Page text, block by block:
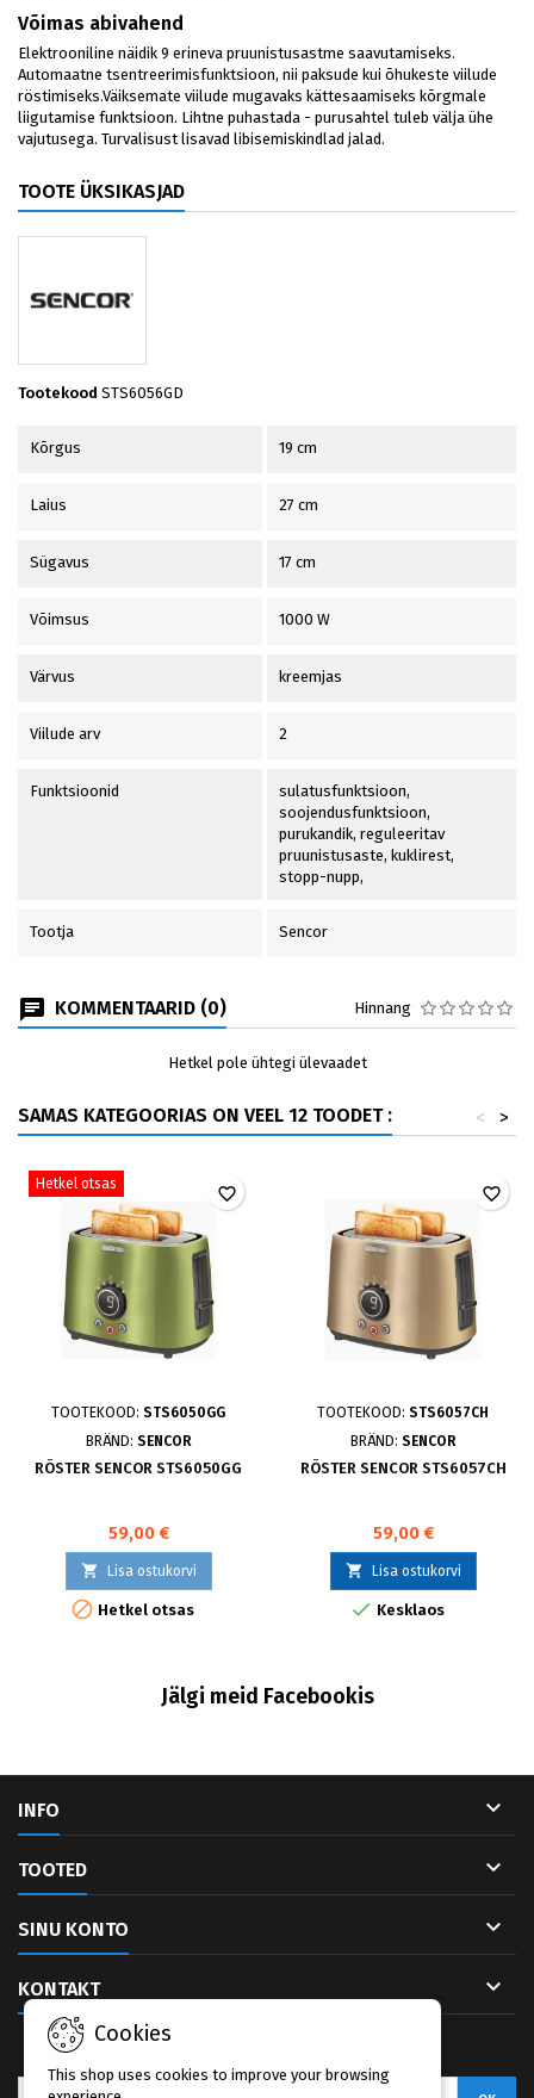
Võimas abivahend
Elektrooniline näidik 9 erineva pruunistusastme saavutamiseks.
Automaatne tsentreerimisfunktsioon, nii paksude kui õhukeste viilude
röstimiseks.Väiksemate viilude mugavaks kättesaamiseks kõrgmale
liigutamise funktsioon. Lihtne puhastada - purusahtel tuleb välja ühe
vajutusega. Turvalisust lisavad libisemiskindlad jalad.
TOOTE ÜKSIKASJAD
Tootekood STS6056GD
Kõrgus 19 cm
Laius 27 cm
Sügavus 17 cm
Võimsus 1000 W
Värvus kreemjas
Viilude arv 2
Funktsioonid
sulatusfunktsioon,
soojendusfunktsioon,
purukandik, reguleeritav
pruunistusaste, kuklirest,
stopp-nupp,
Tootja Sencor
KOMMENTAARID (0) Hinnang
Hetkel pole ühtegi ülevaadet
SAMAS KATEGOORIAS ON VEEL 12 TOODET : >
<
Hetkel otsas
TOOTEKOOD: STS6050GG
BRÄND: SENCOR
RÖSTER SENCOR STS6050GG
59,00 €
 Lisa ostukorvi
 Hetkel otsas
favorite_border
TOOTEKOOD: STS6057CH
BRÄND: SENCOR
RÖSTER SENCOR STS6057CH
59,00 €
 Lisa ostukorvi
 Kesklaos
favorite_border
Jälgi meid Facebookis
INFO 
TOOTED 
SINU KONTO 
KONTAKT 
Cookies
This shop uses cookies to improve your browsing